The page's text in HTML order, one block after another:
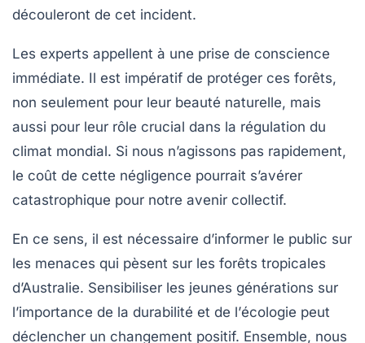
découleront de cet incident.
Les experts appellent à une prise de conscience
immédiate. Il est impératif de protéger ces forêts,
non seulement pour leur beauté naturelle, mais
aussi pour leur rôle crucial dans la régulation du
climat mondial. Si nous n’agissons pas rapidement,
le coût de cette négligence pourrait s’avérer
catastrophique pour notre avenir collectif.
En ce sens, il est nécessaire d’informer le public sur
les menaces qui pèsent sur les forêts tropicales
d’Australie. Sensibiliser les jeunes générations sur
l’importance de la durabilité et de l’écologie peut
déclencher un changement positif. Ensemble, nous